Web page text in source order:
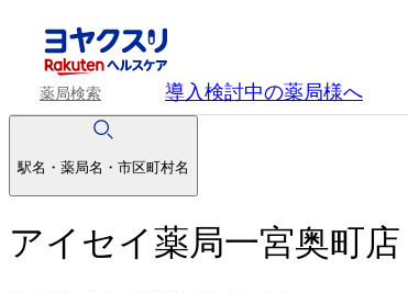
薬局検索 導入検討中の薬局様へ
駅名・薬局名・市区町村名
アイセイ薬局一宮奥町店
処方せんを送って待ち時間を短く！
処方せんを送って待ち時間を短く！